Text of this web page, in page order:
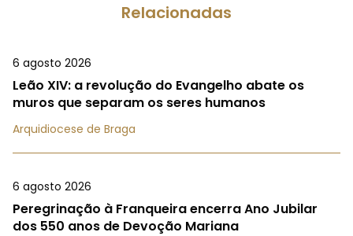
Relacionadas
6 agosto 2026
Leão XIV: a revolução do Evangelho abate os
muros que separam os seres humanos
Arquidiocese de Braga
6 agosto 2026
Peregrinação à Franqueira encerra Ano Jubilar
dos 550 anos de Devoção Mariana